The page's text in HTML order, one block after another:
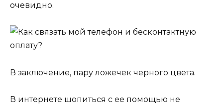
очевидно.
В заключение, пару ложечек черного цвета.
В интернете шопиться с ее помощью не